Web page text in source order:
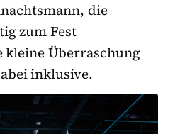
die
zum Fest
Überraschung
inklusive.